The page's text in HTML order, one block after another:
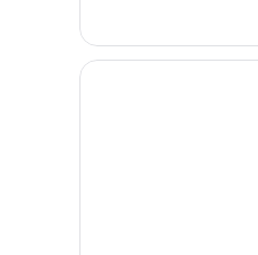
Room
type
de
chambre